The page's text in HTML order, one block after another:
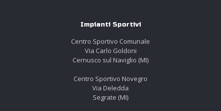
Impianti Sportivi
Centro Sportivo Comunale
Via Carlo Goldoni
Cernusco sul Naviglio (MI)
Centro Sportivo Novegro
Via Deledda
Segrate (MI)